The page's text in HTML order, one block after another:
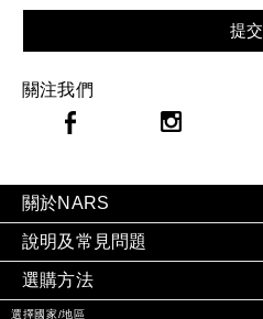
提交
關注我們
關於NARS
說明及常見問題
選購方法
選擇國家/地區